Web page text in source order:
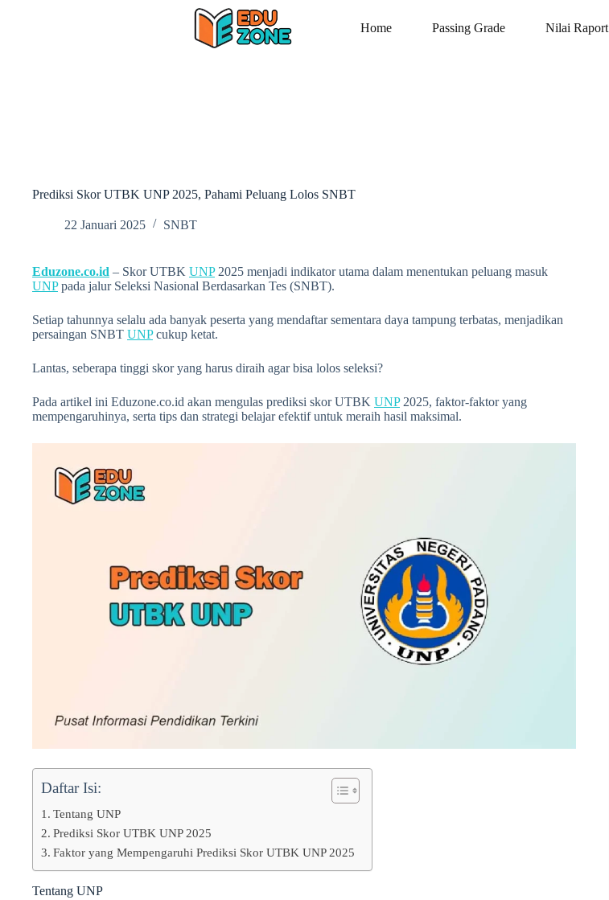
Home Passing Grade Nilai Raport
Prediksi Skor UTBK UNP 2025, Pahami Peluang Lolos SNBT
22 Januari 2025 SNBT
Eduzone.co.id – Skor UTBK UNP2025 menjadi indikator utama dalam menentukan peluang masuk
UNPpada jalur Seleksi Nasional Berdasarkan Tes (SNBT).
Setiap tahunnya selalu ada banyak peserta yang mendaftar sementara daya tampung terbatas, menjadikan
persaingan SNBT UNPcukup ketat.
Lantas, seberapa tinggi skor yang harus diraih agar bisa lolos seleksi?
Pada artikel ini Eduzone.co.id akan mengulas prediksi skor UTBK UNP2025, faktor-faktor yang
mempengaruhinya, serta tips dan strategi belajar efektif untuk meraih hasil maksimal.
Daftar Isi:
Tentang UNP
Prediksi Skor UTBK UNP 2025
Faktor yang Mempengaruhi Prediksi Skor UTBK UNP 2025
Tentang UNP